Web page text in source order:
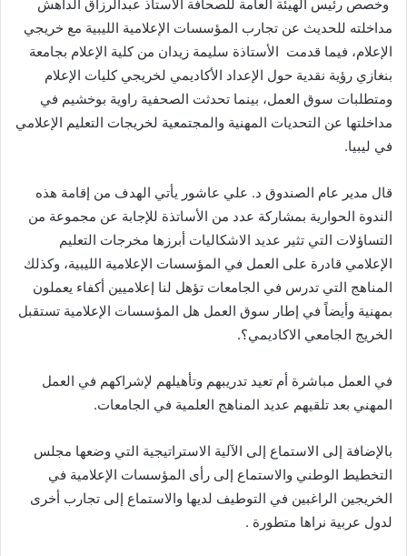
وخصص رئيس الهيئة العامة للصحافة الأستاذ عبدالرزاق الداهش
مداخلته للحديث عن تجارب المؤسسات الإعلامية الليبية مع خريجي
الإعلام، فيما قدمت الأستاذة سليمة زيدان من كلية الإعلام بجامعة
بنغازي رؤية نقدية حول الإعداد الأكاديمي لخريجي كليات الإعلام
ومتطلبات سوق العمل، بينما تحدثت الصحفية راوية بوخشيم في
مداخلتها عن التحديات المهنية والمجتمعية لخريجات التعليم الإعلامي
في ليبيا.
قال مدير عام الصندوق د. علي عاشور يأتي الهدف من إقامة هذه
الندوة الحوارية بمشاركة عدد من الأساتذة للإجابة عن مجموعة من
التساؤلات التي تثير عديد الاشكاليات أبرزها مخرجات التعليم
الإعلامي قادرة على العمل في المؤسسات الإعلامية الليبية، وكذلك
المناهج التي تدرس في الجامعات تؤهل لنا إعلاميين أكفاء يعملون
بمهنية وأيضاً في إطار سوق العمل هل المؤسسات الإعلامية تستقبل
الخريج الجامعي الاكاديمي؟.
في العمل مباشرة أم تعيد تدريبهم وتأهيلهم لإشراكهم في العمل
المهني بعد تلقيهم عديد المناهج العلمية في الجامعات.
بالإضافة إلى الاستماع إلى الآلية الاستراتيجية التي وضعها مجلس
التخطيط الوطني والاستماع إلى رأى المؤسسات الإعلامية في
الخريجين الراغبين في التوطيف لديها والاستماع إلى تجارب أخرى
لدول عربية نراها متطورة .